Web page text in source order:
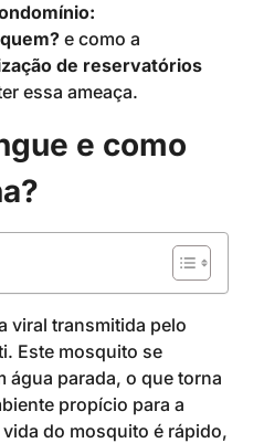
e como a
de reservatórios
essa ameaça.
e como
viral transmitida pelo
Este mosquito se
água parada, o que torna
propício para a
do mosquito é rápido,